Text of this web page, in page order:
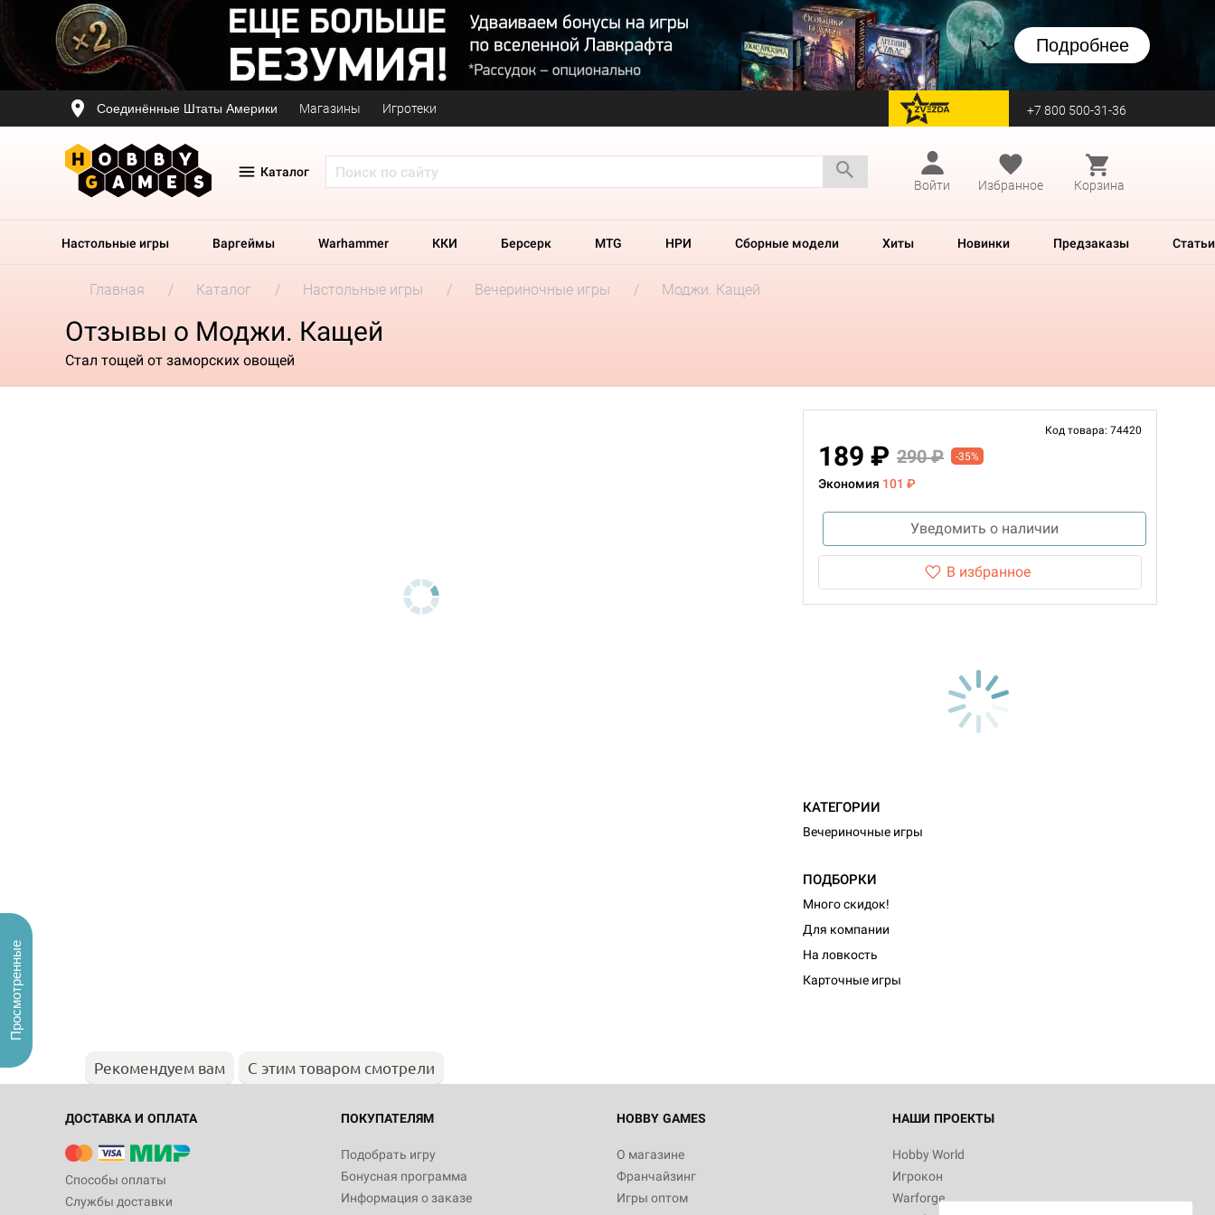
Подробнее
Соединённые Штаты Америки Магазины Игротеки перейти на Zvezda +7 800 500-31-36
Каталог
Войти
Избранное Корзина
Настольные игры Варгеймы Warhammer ККИ Берсерк MTG НРИ Сборные модели Хиты Новинки Предзаказы Статьи
Главная Каталог Настольные игры Вечериночные игры Моджи. Кащей
Отзывы о Моджи. Кащей
Стал тощей от заморских овощей
Код товара: 74420
189 ₽ 290 ₽ -35%
Экономия 101 ₽
Уведомить о наличии
В избранное
КАТЕГОРИИ
Вечериночные игры
ПОДБОРКИ
Много скидок!
Для компании
На ловкость
Карточные игры
Рекомендуем вам С этим товаром смотрели
ДОСТАВКА И ОПЛАТА
Способы оплаты
Службы доставки
ПОКУПАТЕЛЯМ
Подобрать игру
Бонусная программа
Информация о заказе
HOBBY GAMES
О магазине
Франчайзинг
Игры оптом
НАШИ ПРОЕКТЫ
Hobby World
Игрокон
Warforge
Просмотренные
Настольная игра Hobby World Журнал
"Мир фантастики. Спецвыпуск: Братья
империи: Боевая тревога
799
Настольная игра Hobby World Сумерки
империи. Четвёртая редакция: Грозовой